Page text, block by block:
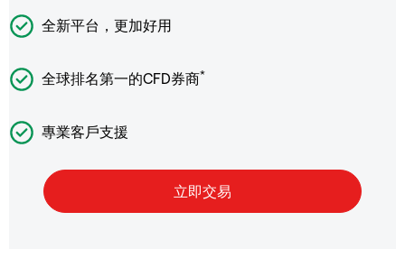
全新平台，更加好用
全球排名第一的CFD券商*
專業客戶支援